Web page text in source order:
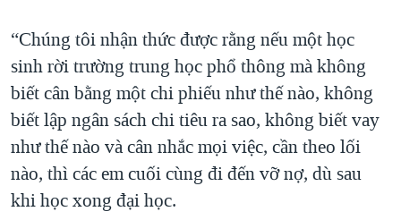
“Chúng tôi nhận thức được rằng nếu một học
sinh rời trường trung học phổ thông mà không
biết cân bằng một chi phiếu như thế nào, không
biết lập ngân sách chi tiêu ra sao, không biết vay
như thế nào và cân nhắc mọi việc, cần theo lối
nào, thì các em cuối cùng đi đến vỡ nợ, dù sau
khi học xong đại học.